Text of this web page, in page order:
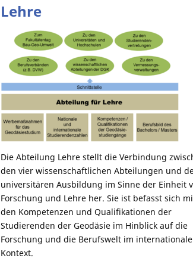
Lehre
Die Abteilung Lehre stellt die Verbindung
den vier wissenschaftlichen Abteilungen und
universitären Ausbildung im Sinne der Einheit
Forschung und Lehre her. Sie ist befasst sich
den Kompetenzen und Qualifikationen der
Studierenden der Geodäsie im Hinblick auf die
Forschung und die Berufswelt im
Kontext.